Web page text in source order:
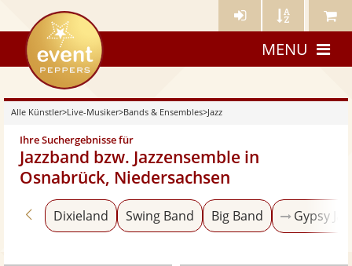
Künstler- Künstler Meine
eventpeppers
MENU
Alle Künstler>Live-Musiker>Bands & Ensembles>Jazz
Ihre Suchergebnisse für
Jazzband bzw. Jazzensemble in
Osnabrück, Niedersachsen
Zurück zu «Bands & Ensembles»
Dixieland Swing Band Big Band Gypsy